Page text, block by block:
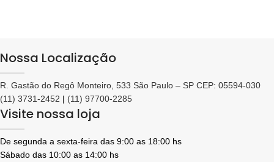
Nossa Localização
R. Gastão do Regô Monteiro, 533 São Paulo – SP CEP: 05594-030
(11) 3731-2452 | (11) 97700-2285
Visite nossa loja
De segunda a sexta-feira das 9:00 as 18:00 hs
Sábado das 10:00 as 14:00 hs